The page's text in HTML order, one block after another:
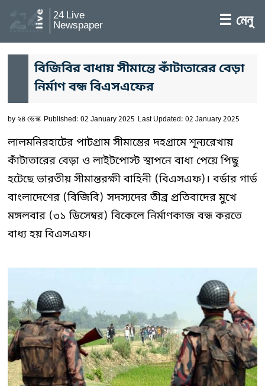
24 Live
Newspaper ☰ মেনু
বিজিবির বাধায় সীমান্তে কাঁটাতারের বেড়া
নির্মাণ বন্ধ বিএসএফের
by২৪ ডেস্ক Published: 02 January 2025 Last Updated: 02 January 2025
লালমনিরহাটের পাটগ্রাম সীমান্তের দহগ্রামে শূন্যরেখায়
কাঁটাতারের বেড়া ও লাইটপোস্ট স্থাপনে বাধা পেয়ে পিছু
হটেছে ভারতীয় সীমান্তরক্ষী বাহিনী (বিএসএফ)। বর্ডার গার্ড
বাংলাদেশের (বিজিবি) সদস্যদের তীব্র প্রতিবাদের মুখে
মঙ্গলবার (৩১ ডিসেম্বর) বিকেলে নির্মাণকাজ বন্ধ করতে
বাধ্য হয় বিএসএফ।